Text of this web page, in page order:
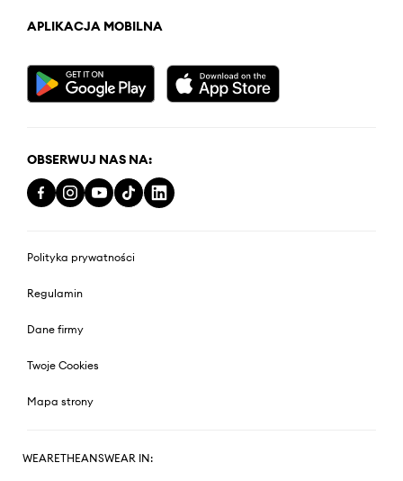
APLIKACJA MOBILNA
OBSERWUJ NAS NA:
Polityka prywatności
Regulamin
Dane firmy
Twoje Cookies
Mapa strony
WEARETHEANSWEAR IN: